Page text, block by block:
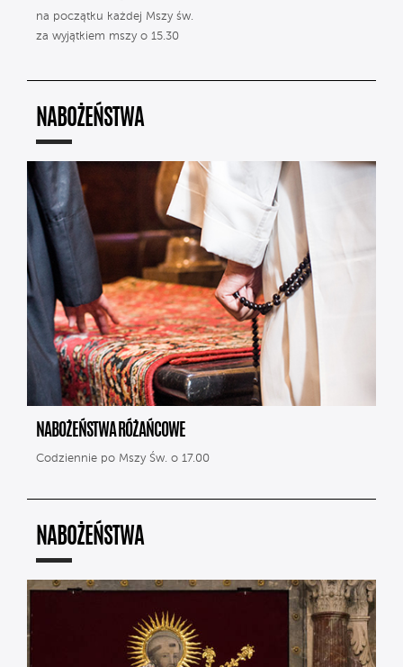
na początku każdej Mszy św.
za wyjątkiem mszy o 15.30
NABOŻEŃSTWA
NABOŻEŃSTWA RÓŻAŃCOWE
Codziennie po Mszy Św. o 17.00
NABOŻEŃSTWA